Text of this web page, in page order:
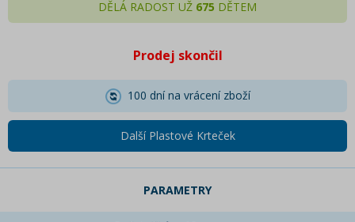
DĚLÁ RADOST UŽ 675 DĚTEM
Prodej skončil
100 dní na vrácení zboží
Další Plastové Krteček
PARAMETRY